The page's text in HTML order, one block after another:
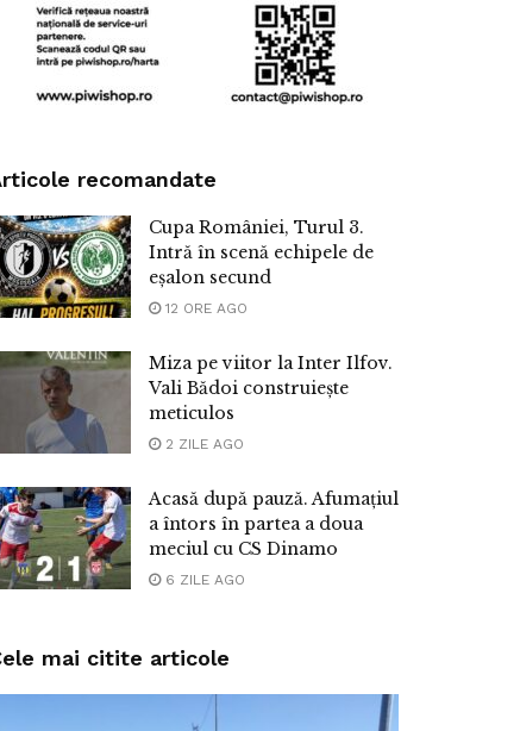
recomandate
Cupa României, Turul 3.
Intră în scenă echipele de
eșalon secund
12 ORE AGO
Miza pe viitor la Inter Ilfov.
Vali Bădoi construiește
meticulos
2 ZILE AGO
Acasă după pauză. Afumațiul
a întors în partea a doua
meciul cu CS Dinamo
6 ZILE AGO
mai citite articole